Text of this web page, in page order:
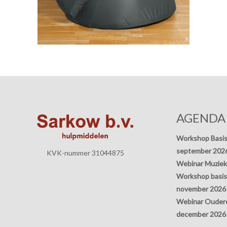
KVK-nummer 31044875
AGENDA
Workshop
september
Webinar
Workshop
november 2026
Webinar
december 2026